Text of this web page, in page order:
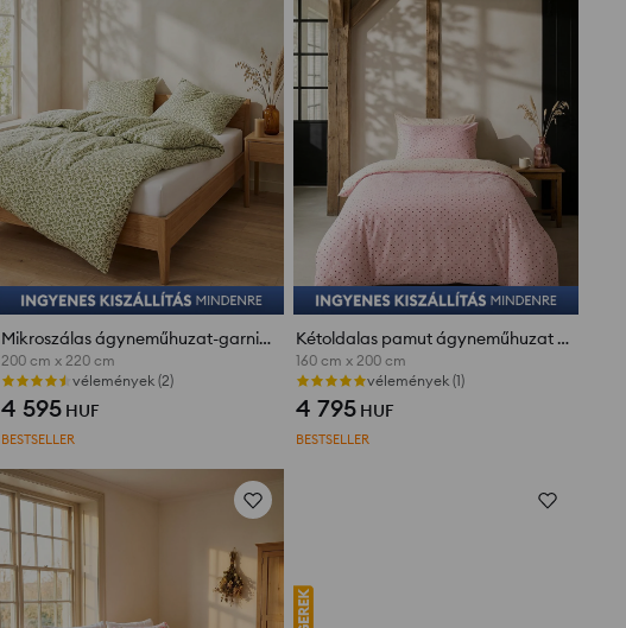
Mikroszálas ágyneműhuzat-garnitúra növényi motívummal
200 cm x 220 cm
vélemények (2)
4 595 HUF
BESTSELLER
Kétoldalas pamut ágyneműhuzat garnitúra pöttyös mintával
160 cm x 200 cm
vélemények (1)
4 795 HUF
BESTSELLER